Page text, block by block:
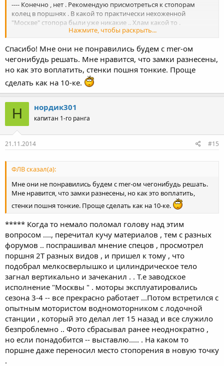
Нажмите, чтобы раскрыть...
---- Конечно , нет . Рекомендую присмотреться к стопорам
колец в поршнях . В какой то практически нехоженной
"Москве" стопора были уже никакие .. Хлам какой то .
Последствия проворота поршневого кольца и попадания
Нажмите, чтобы раскрыть...
Спасибо! Мне они не понравились будем с mer-ом
чегонибудь решать. Мне нравится, что замки разнесены,
но как это воплатить, стенки пошня тонкие. Проще
сделать как на 10-ке.
Н нордик301
капитан 1-го ранга
21.11.2014 #15
ФЛВ сказал(а):
Мне они не понравились будем с mer-ом чегонибудь решать.
Мне нравится, что замки разнесены, но как это воплатить,
стенки пошня тонкие. Проще сделать как на 10-ке.
***** Когда то немало поломал голову над этим
вопросом ...., перечитал кучу материалов , тем с разных
форумов .. поспрашивал мнение спецов , просмотрел
поршня 2Т разных видов , и пришел к тому , что
подобрал мелкосверлышко и цилиндрическое тело
загнал вертикально и зачеканил . . Т.е заводское
исполнение "Москвы " . моторы эксплуатировались
сезона 3-4 -- все прекрасно работает ...Потом встретился с
опытным мотористом водномоторником с лодочной
станции , который это делал лет 15 назад и все служило
безпроблемно .. Фото сбрасывал ранее неоднократно ,
но если понадобится -- выставлю..... . На каком то
поршне даже переносил место стопорения в новую точку
.